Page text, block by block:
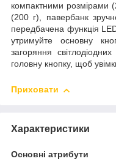
компактними розмірами
(200 г), павербанк
передбачена функція
утримуйте основну
загоряння
головну кнопку, щоб
Приховати
Характеристики
Основні атрибути